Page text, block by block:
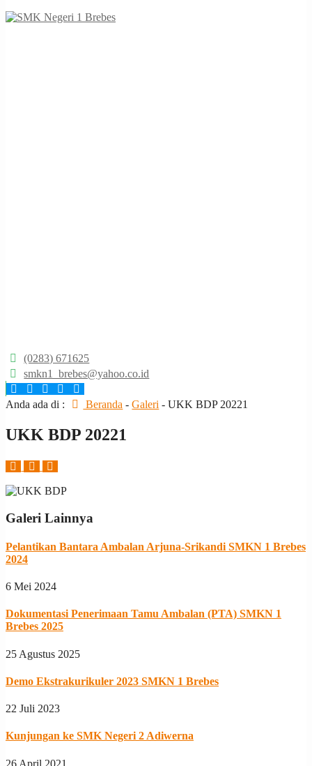
(0283) 671625
smkn1_brebes@yahoo.co.id
Anda ada di : Beranda -Galeri -UKK BDP 20221
UKK BDP 20221
Galeri Lainnya
Pelantikan Bantara Ambalan Arjuna-Srikandi SMKN 1 Brebes
2024
6 Mei 2024
Dokumentasi Penerimaan Tamu Ambalan (PTA) SMKN 1
Brebes 2025
25 Agustus 2025
Demo Ekstrakurikuler 2023 SMKN 1 Brebes
22 Juli 2023
Kunjungan ke SMK Negeri 2 Adiwerna
26 April 2021